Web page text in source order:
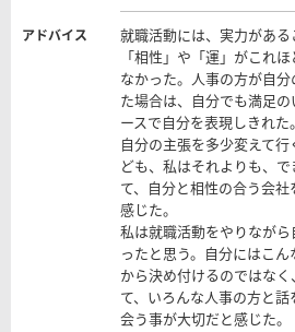
アドバイス
就職活動には、実力がある
「相性」や「運」がこれ
なかった。人事の方が自
た場合は、自分でも満足
ースで自分を表現しきれた
自分の主張を多少変えて
ども、私はそれよりも、
て、自分と相性の合う会
感じた。
私は就職活動をやりなが
ったと思う。自分にはこ
から決め付けるのではな
て、いろんな人事の方と
会う事が大切だと感じた。